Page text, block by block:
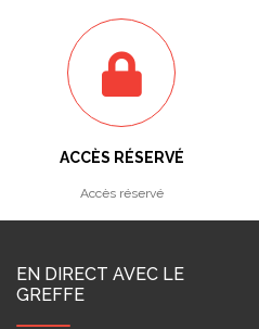
ACCÈS RÉSERVÉ
Accès réservé
EN DIRECT AVEC LE
GREFFE